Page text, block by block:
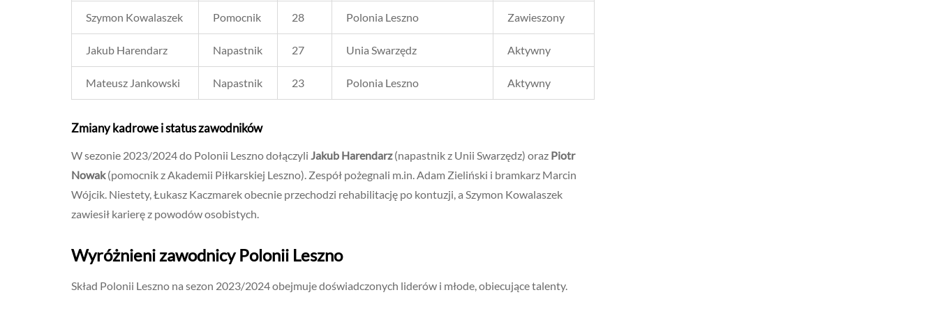
Szymon Kowalaszek Pomocnik 28 Polonia Leszno Zawieszony
Jakub Harendarz Napastnik 27 Unia Swarzędz Aktywny
Mateusz Jankowski Napastnik 23 Polonia Leszno Aktywny
Zmiany kadrowe i status zawodników
W sezonie 2023/2024 do Polonii Leszno dołączyli Jakub Harendarz(napastnik z Unii Swarzędz) oraz Piotr
Nowak(pomocnik z Akademii Piłkarskiej Leszno). Zespół pożegnali m.in. Adam Zieliński i bramkarz Marcin
Wójcik. Niestety, Łukasz Kaczmarek obecnie przechodzi rehabilitację po kontuzji, a Szymon Kowalaszek
zawiesił karierę z powodów osobistych.
Wyróżnieni zawodnicy Polonii Leszno
Skład Polonii Leszno na sezon 2023/2024 obejmuje doświadczonych liderów i młode, obiecujące talenty.